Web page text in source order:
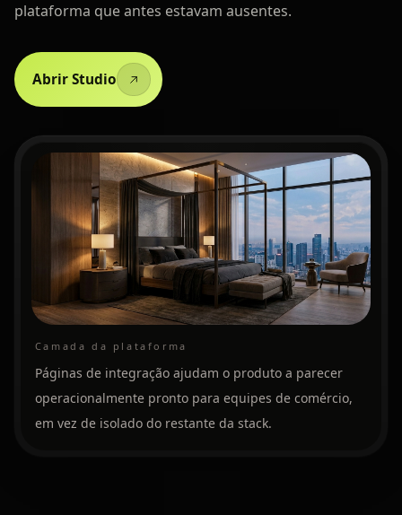
plataforma que antes estavam ausentes.
Abrir Studio
Camada da plataforma
Páginas de integração ajudam o produto a parecer
operacionalmente pronto para equipes de comércio,
em vez de isolado do restante da stack.